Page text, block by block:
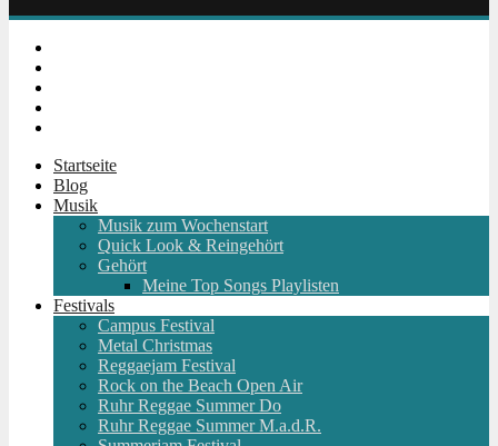
Startseite
Blog
Musik
Musik zum Wochenstart
Quick Look & Reingehört
Gehört
Meine Top Songs Playlisten
Festivals
Campus Festival
Metal Christmas
Reggaejam Festival
Rock on the Beach Open Air
Ruhr Reggae Summer Do
Ruhr Reggae Summer M.a.d.R.